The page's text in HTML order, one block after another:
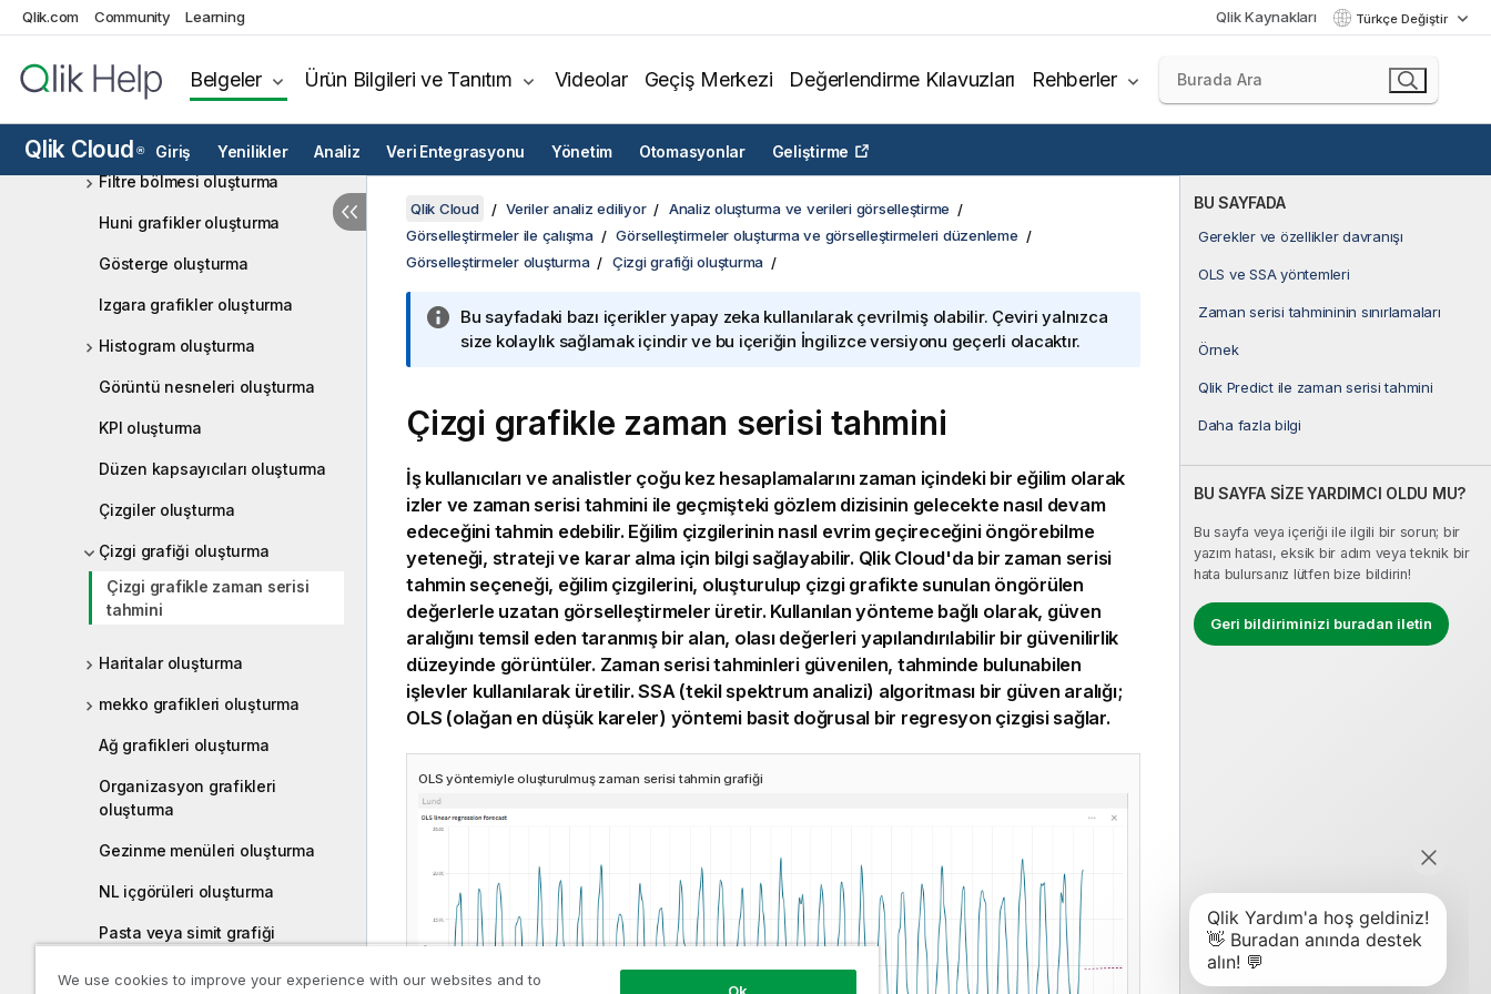
Qlik.com Community Learning Qlik Kaynakları Türkçe Değiştir
Belgeler Ürün Bilgileri ve Tanıtım Videolar Geçiş Merkezi Değerlendirme Kılavuzları Rehberler
Qlik Cloud ® Giriş Yenilikler Analiz Veri Entegrasyonu Yönetim Otomasyonlar Geliştirme
Düğme oluşturma
Tarih aralığı seçiciler oluşturma
Dağılım çizimi oluşturma
Filtre bölmesi oluşturma
Huni grafikler oluşturma
Gösterge oluşturma
Izgara grafikler oluşturma
Histogram oluşturma
Görüntü nesneleri oluşturma
KPI oluşturma
Düzen kapsayıcıları oluşturma
Çizgiler oluşturma
Çizgi grafiği oluşturma
Çizgi grafikle zaman serisi
tahmini
Haritalar oluşturma
mekko grafikleri oluşturma
Ağ grafikleri oluşturma
Organizasyon grafikleri
oluşturma
Gezinme menüleri oluşturma
NL içgörüleri oluşturma
Pasta veya simit grafiği
BU SAYFADA
Gerekler ve özellikler davranışı
OLS ve SSA yöntemleri
Zaman serisi tahmininin sınırlamaları
Örnek
Qlik Predict ile zaman serisi tahmini
Daha fazla bilgi
BU SAYFA SİZE YARDIMCI OLDU MU?
Bu sayfa veya içeriği ile ilgili bir sorun; bir
yazım hatası, eksik bir adım veya teknik bir
hata bulursanız lütfen bize bildirin!
Geri bildiriminizi buradan iletin
Qlik Cloud Veriler analiz ediliyor
Analiz oluşturma ve verileri görselleştirme
Görselleştirmeler ile çalışma
Görselleştirmeler oluşturma ve görselleştirmeleri düzenleme
Görselleştirmeler oluşturma
Çizgi grafiği oluşturma
Bu sayfadaki bazı içerikler yapay zeka kullanılarak çevrilmiş olabilir. Çeviri yalnızca
size kolaylık sağlamak içindir ve bu içeriğin İngilizce versiyonu geçerli olacaktır.
Çizgi grafikle zaman serisi tahmini
İş kullanıcıları ve analistler çoğu kez hesaplamalarınızaman içindeki bir eğilim olarak
izler ve zaman serisi tahmini ile geçmişteki gözlem dizisinin gelecekte nasıl devam
edeceğini tahmin edebilir. Eğilim çizgilerinin nasıl evrim geçireceğini öngörebilme
yeteneği, strateji ve karar alma için bilgi sağlayabilir. Qlik Cloud'da bir zaman serisi
tahmin seçeneği, eğilim çizgilerini, oluşturulup çizgi grafikte sunulan öngörülen
değerlerle uzatan görselleştirmeler üretir. Kullanılan yönteme bağlı olarak, güven
aralığını temsil eden taranmış bir alan, olası değerleri yapılandırılabilir bir güvenilirlik
düzeyinde görüntüler. Zaman serisi tahminleri güvenilen, tahminde bulunabilen
işlevler kullanılarak üretilir. SSA (tekil spektrum analizi) algoritması bir güven aralığı;
OLS (olağan en düşük kareler) yöntemi basit doğrusal bir regresyon çizgisi sağlar.
OLS yöntemiyle oluşturulmuş zaman serisi tahmin grafiği
We use cookies to improve your experience with our websites and to